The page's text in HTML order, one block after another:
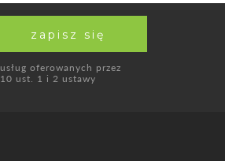
oferowanych przez
ust. 1 i 2 ustawy